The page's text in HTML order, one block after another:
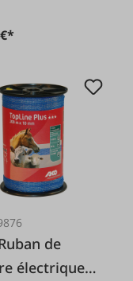
électrique